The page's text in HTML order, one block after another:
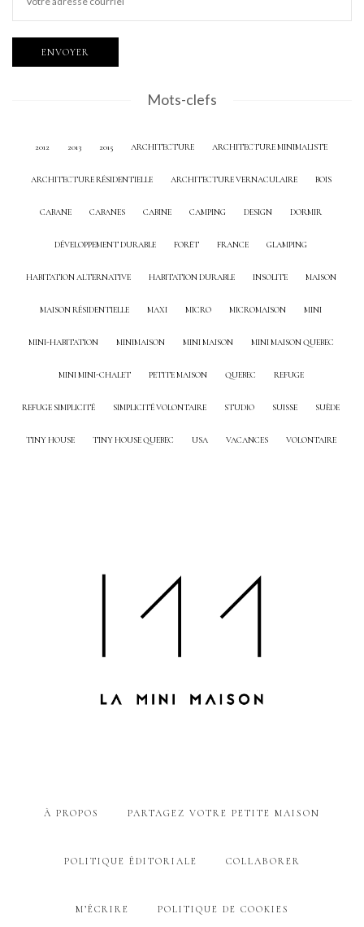
Mots-clefs
2012 2013 2015 ARCHITECTURE ARCHITECTURE MINIMALISTE
ARCHITECTURE RÉSIDENTIELLE ARCHITECTURE VERNACULAIRE BOIS
CABANE CABANES CABINE CAMPING DESIGN DORMIR
DÉVELOPPEMENT DURABLE FORÊT FRANCE GLAMPING
HABITATION ALTERNATIVE HABITATION DURABLE INSOLITE MAISON
MAISON RÉSIDENTIELLE MAXI MICRO MICROMAISON MINI
MINI-HABITATION MINIMAISON MINI MAISON MINI MAISON QUEBEC
MINI MINI-CHALET PETITE MAISON QUEBEC REFUGE
REFUGE SIMPLICITÉ SIMPLICITÉ VOLONTAIRE STUDIO SUISSE SUÈDE
TINY HOUSE TINY HOUSE QUEBEC USA VACANCES VOLONTAIRE
À PROPOS PARTAGEZ VOTRE PETITE MAISON
POLITIQUE ÉDITORIALE COLLABORER
M’ÉCRIRE POLITIQUE DE COOKIES